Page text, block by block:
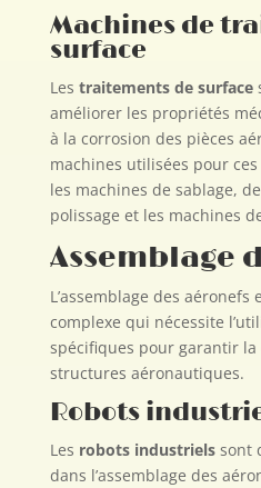
Machines de
surface
Les traitements de surface
améliorer les propriétés
à la corrosion des pièces
machines utilisées pour
les machines de sablage,
polissage et les machines
Assemblage
L’assemblage des aéronefs
complexe qui nécessite
spécifiques pour garantir
structures aéronautiques.
Robots
Les robots industrielssont
dans l’assemblage des